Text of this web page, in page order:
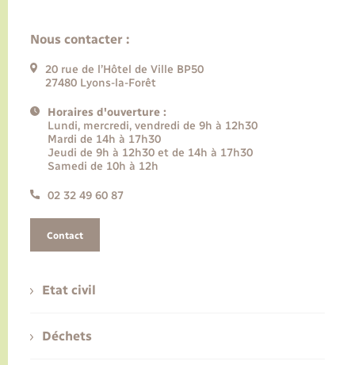
Nous contacter :
20 rue de l’Hôtel de Ville BP50
27480 Lyons-la-Forêt
Horaires d'ouverture :
Lundi, mercredi, vendredi de 9h à 12h30
Mardi de 14h à 17h30
Jeudi de 9h à 12h30 et de 14h à 17h30
Samedi de 10h à 12h
02 32 49 60 87
Contact
Etat civil
Déchets